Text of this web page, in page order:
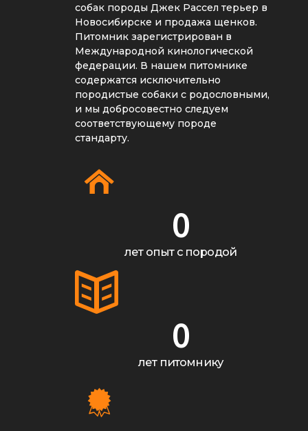
собак породы Джек Рассел терьер в
Новосибирске и продажа щенков.
Питомник зарегистрирован в
Международной кинологической
федерации. В нашем питомнике
содержатся исключительно
породистые собаки с родословными,
и мы добросовестно следуем
соответствующему породе
стандарту.
0
лет опыт с породой
0
лет питомнику